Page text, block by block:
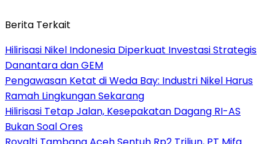
Berita Terkait
Hilirisasi Nikel Indonesia Diperkuat Investasi Strategis
Danantara dan GEM
Pengawasan Ketat di Weda Bay: Industri Nikel Harus
Ramah Lingkungan Sekarang
Hilirisasi Tetap Jalan, Kesepakatan Dagang RI-AS
Bukan Soal Ores